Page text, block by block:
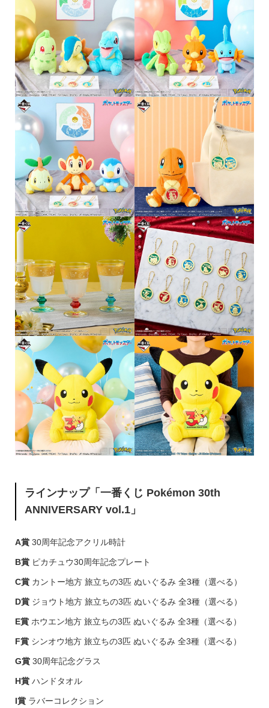
ラインナップ「一番くじ Pokémon 30th
ANNIVERSARY vol.1」
A賞30周年記念アクリル時計
B賞 ピカチュウ30周年記念プレート
C賞カントー地方 旅立ちの3匹 ぬいぐるみ 全3種（選べる）
D賞ジョウト地方 旅立ちの3匹 ぬいぐるみ 全3種（選べる）
E賞ホウエン地方 旅立ちの3匹 ぬいぐるみ 全3種（選べる）
F賞 シンオウ地方 旅立ちの3匹 ぬいぐるみ 全3種（選べる）
G賞 30周年記念グラス
H賞ハンドタオル
I賞ラバーコレクション